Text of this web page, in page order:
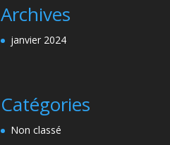
Archives
janvier 2024
Catégories
Non classé